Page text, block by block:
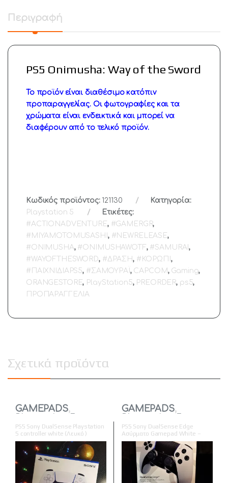
Περιγραφή
PS5 Onimusha: Way of the Sword
Το προϊόν είναι διαθέσιμο κατόπιν
προπαραγγελίας. Οι φωτογραφίες και τα
χρώματα είναι ενδεικτικά και μπορεί να
διαφέρουν από το τελικό προϊόν.
Κωδικός προϊόντος:121130
Κατηγορία:
Playstation 5
Ετικέτες:
#ACTIONADVENTURE, #GAMERGR,
#MIYAMOTOMUSASHI , #NEWRELEASE,
#ONIMUSHA, #ONIMUSHAWOTF, #SAMURAI,
#WAYOFTHESWORD, #ΔΡΑΣΗ, #ΚΟΡΩΠΙ ,
#ΠΑΙΧΝΙΔΙΑPS5, #ΣΑΜΟΥΡΑΪ , CAPCOM, Gaming,
ORANGESTORE, PlayStation5, PREORDER, ps5,
ΠΡΟΠΑΡΑΓΓΕΛΙΑ
Σχετικά προϊόντα
GAMEPADS,
PS5 Sony DualSense Playstation
5 controller white (Λευκό )
GAMEPADS,
PS5 Sony DualSense Edge
Ασύρματο Gamepad White –
Λευκό